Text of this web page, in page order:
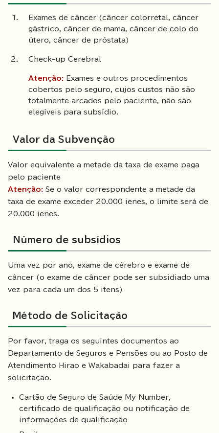
Exames de câncer (câncer colorretal, câncer
gástrico, câncer de mama, câncer de colo do
útero, câncer de próstata)
Check-up Cerebral
Atenção: Exames e outros procedimentos
cobertos pelo seguro, cujos custos não são
totalmente arcados pelo paciente, não são
elegíveis para subsídio.
Valor da Subvenção
Valor equivalente a metade da taxa de exame paga
pelo paciente
Atenção: Se o valor correspondente a metade da
taxa de exame exceder 20.000 ienes, o limite será de
20.000 ienes.
Número de subsídios
Uma vez por ano, exame de cérebro e exame de
câncer (o exame de câncer pode ser subsidiado uma
vez para cada um dos 5 itens)
Método de Solicitação
Por favor, traga os seguintes documentos ao
Departamento de Seguros e Pensões ou ao Posto de
Atendimento Hirao e Wakabadai para fazer a
solicitação.
Cartão de Seguro de Saúde My Number,
certificado de qualificação ou notificação de
informações de qualificação